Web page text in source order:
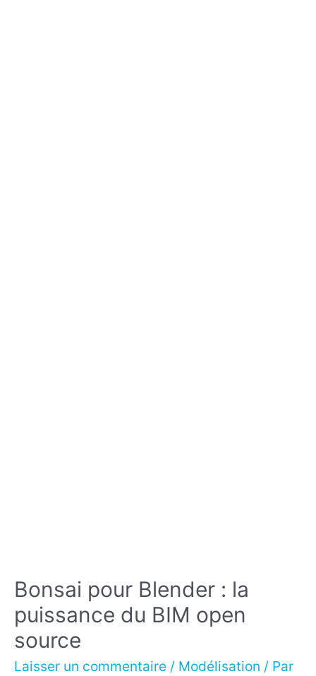
Bonsai pour Blender : la
puissance du BIM open
source
Laisser un commentaire / Modélisation / Par